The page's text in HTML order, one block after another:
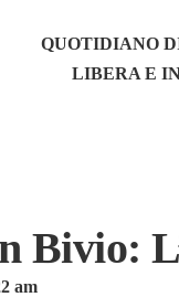
QUOTIDIANO
LIBERA E
Bivio:
am